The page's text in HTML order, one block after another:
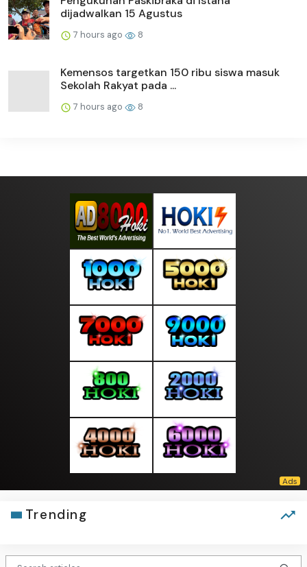
dijadwalkan 15 Agustus
7 hours ago 8
Kemensos targetkan 150 ribu siswa masuk
Sekolah Rakyat pada ...
7 hours ago 8
Trending